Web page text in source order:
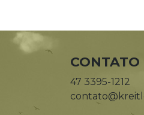
CONTATO
47 3395-1212